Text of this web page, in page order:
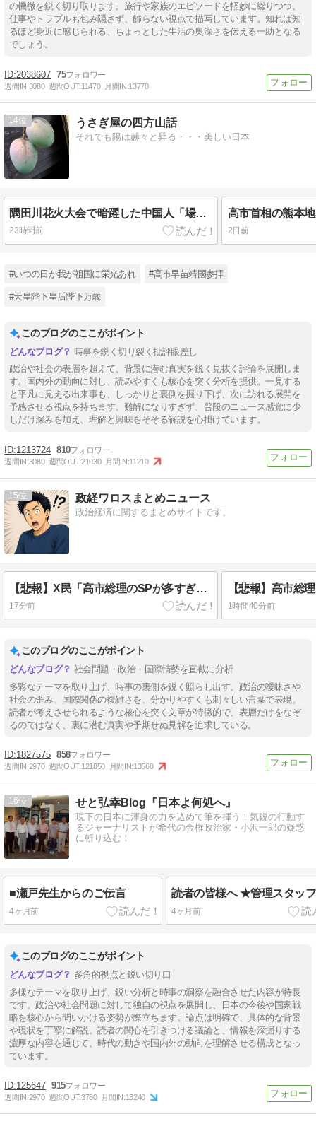
の機微を鋭く切り取ります。旅行や家族のエピソードを軽妙に綴りつつ、
仕事やトラブルも包み隠さず、飾らない視点で描写しています。知れば知
るほど身近に感じられる、ちょっとした生活の奥深さを伝える一助となる
でしょう。
2038607 75
週間IN:3080 週間OUT:11470 月間IN:13770
14 うさぎ屋の四方山話
それでも陽は赫々と昇る・・・美しい日本
隅田川花火大会で暗躍した中国人「場所取り転売ヤー」
23時間前
高市首相の熊本
2日前
#いつの日か我が祖国に栄光あれ #高市早苗靖國参拝
#天皇陛下皇后陛下万歳
このブログのここがポイント
時事を鋭く切り裂く批評眼差し
政治や社会の表層を超えて、背景に潜む真実を鋭く見抜く評論を展開しま
す。国内外の動向に対し、読みやすくも核心を突く分析を提供。一見する
と平凡に見える出来事も、しっかりと裏側を掘り下げ、次に訪れる展開を
予感させる視点を持ちます。難解になりすぎず、普段のニュース感覚に少
しだけ深みを加え、理解と興味をそそる解説を心掛けています。
1213724 810
週間IN:3080 週間OUT:21030 月間IN:11210
15 政経ワロスまとめニュース
政治経済に関するまとめサイトです。
【悲報】X民「高市総理のSPが多すぎる！税金の無駄遣い！」→ ﾈｯﾄ「要人警護を手薄にさせて何がしたいんだ？」と批判殺到 ｗｗｗｗｗｗｗｗｗｗｗｗｗｗ
17分前 1時間40分前
このブログのここがポイント
社会問題・政治・国際情勢を直截に分析
多彩なテーマを取り上げ、時事の裏側を鋭く照らし出す。政治の曖昧さや
社会の歪み、国際関係の複雑さを、分かりやすくも刺々しい言葉で表現。
読者が考えさせられるような核心を突く文章が特徴的で、表層だけをなぞ
るのではなく、裏に潜む真実や予期せぬ見解を追求している。
1827575 858
週間IN:2970 週間OUT:121850 月間IN:13560
16 せと弘幸Blog『日本よ何処へ』
現下の日本に渾身の力を込めて筆を揮う！気鋭の行動す
るジャーナリストが希代の金権政治家・小沢一郎の疑惑
に斬り込む！
■瀬戸先生からのご伝言
4ヶ月前
読者の皆様へ ★管理スタッ
4ヶ月前
このブログのここがポイント
多角的視点と鋭い切り口
多様なテーマを取り上げ、鋭い分析と時事の洞察を融合させた内容が特長
です。政治や社会問題に対して独自の視点を展開し、日本の今後や国家戦
略を核心から問いかける姿勢が際立ちます。論点は明確で、具体的な背景
や現状を丁寧に解説。読者の関心を引きつける議論と、情報を深掘りする
濃厚な内容を通じて、時代の動きや国内外の動向を理解させる構成となっ
ています。
125647 915
週間IN:2970 週間OUT:3780 月間IN:13240